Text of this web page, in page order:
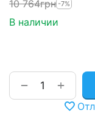
10 764грн -7%
В наличии
+
−